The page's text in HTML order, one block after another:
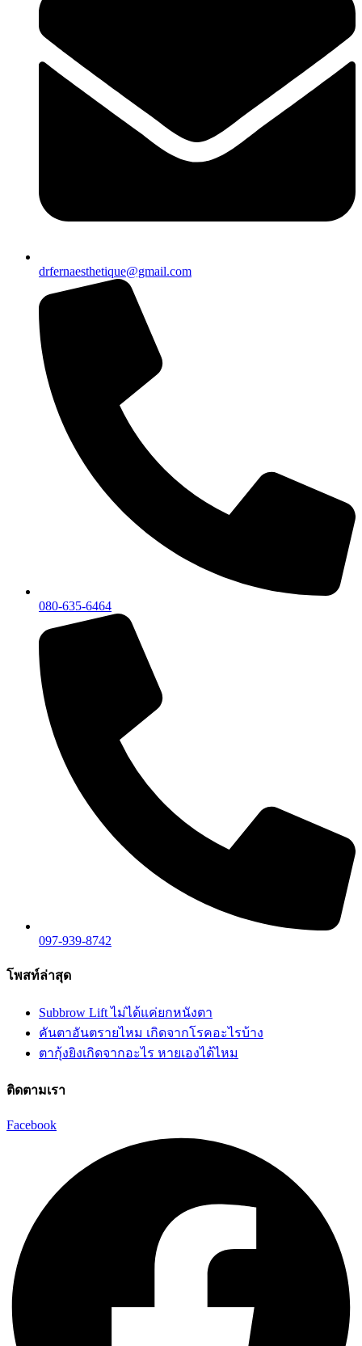
drfernaesthetique@gmail.com
080-635-6464
097-939-8742
โพสท์ล่าสุด
Subbrow Lift ไม่ได้แค่ยกหนังตา
คันตาอันตรายไหม เกิดจากโรคอะไรบ้าง
ตากุ้งยิงเกิดจากอะไร หายเองได้ไหม
ติดตามเรา
Facebook